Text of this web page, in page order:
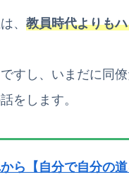
、 教員時代よりも
すし、いまだに同
をします。
ら【自分で自分の道